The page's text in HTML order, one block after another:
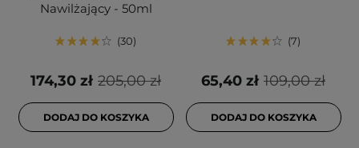
Nawilżający - 50ml
30
205,00 zł
174,30 zł
DODAJ DO KOSZYKA
7
109,00 zł
65,40 zł
DODAJ DO KOSZYKA